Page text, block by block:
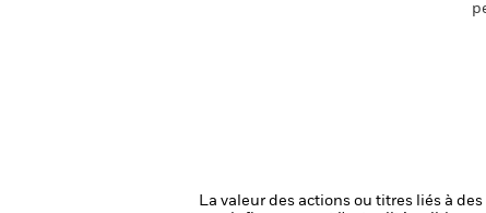
La valeur des actions ou titres liés à